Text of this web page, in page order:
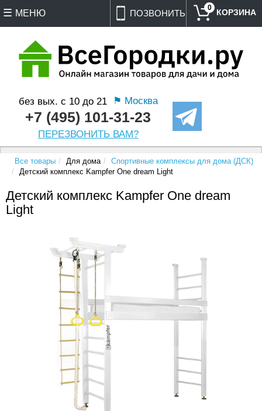
ПОЗВОНИТЬ
без вых. с 10 до 21 ⚑ Москва
+7 (495) 101-31-23
ПЕРЕЗВОНИТЬ ВАМ?
0
МЕНЮ
Все товары Для дома
Спортивные комплексы для дома (ДСК)
Детский комплекс Kampfer One dream Light
Детский комплекс Kampfer One dream
Light